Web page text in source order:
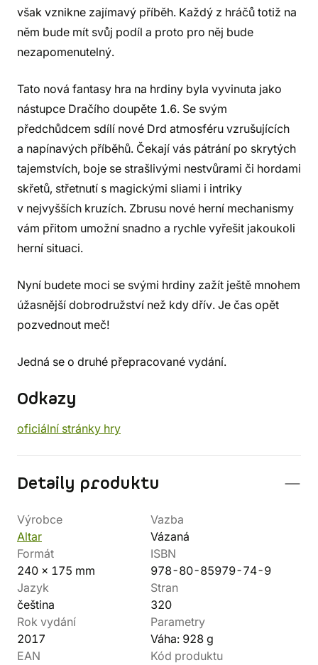
však vznikne zajímavý příběh. Každý z hráčů totiž na
něm bude mít svůj podíl a proto pro něj bude
nezapomenutelný.
Tato nová fantasy hra na hrdiny byla vyvinuta jako
nástupce Dračího doupěte 1.6. Se svým
předchůdcem sdílí nové Drd atmosféru vzrušujících
a napínavých příběhů. Čekají vás pátrání po skrytých
tajemstvích, boje se strašlivými nestvůrami či hordami
skřetů, střetnutí s magickými sliami i intriky
v nejvyšších kruzích. Zbrusu nové herní mechanismy
vám přitom umožní snadno a rychle vyřešit jakoukoli
herní situaci.
Nyní budete moci se svými hrdiny zažít ještě mnohem
úžasnější dobrodružství než kdy dřív. Je čas opět
pozvednout meč!
Jedná se o druhé přepracované vydání.
Odkazy
oficiální stránky hry
Detaily produktu
Výrobce
Altar
Vazba
Vázaná
Formát
240 x 175 mm
ISBN
978-80-85979-74-9
Jazyk
čeština
Stran
320
Rok vydání
2017
Parametry
Váha: 928 g
EAN
Kód produktu